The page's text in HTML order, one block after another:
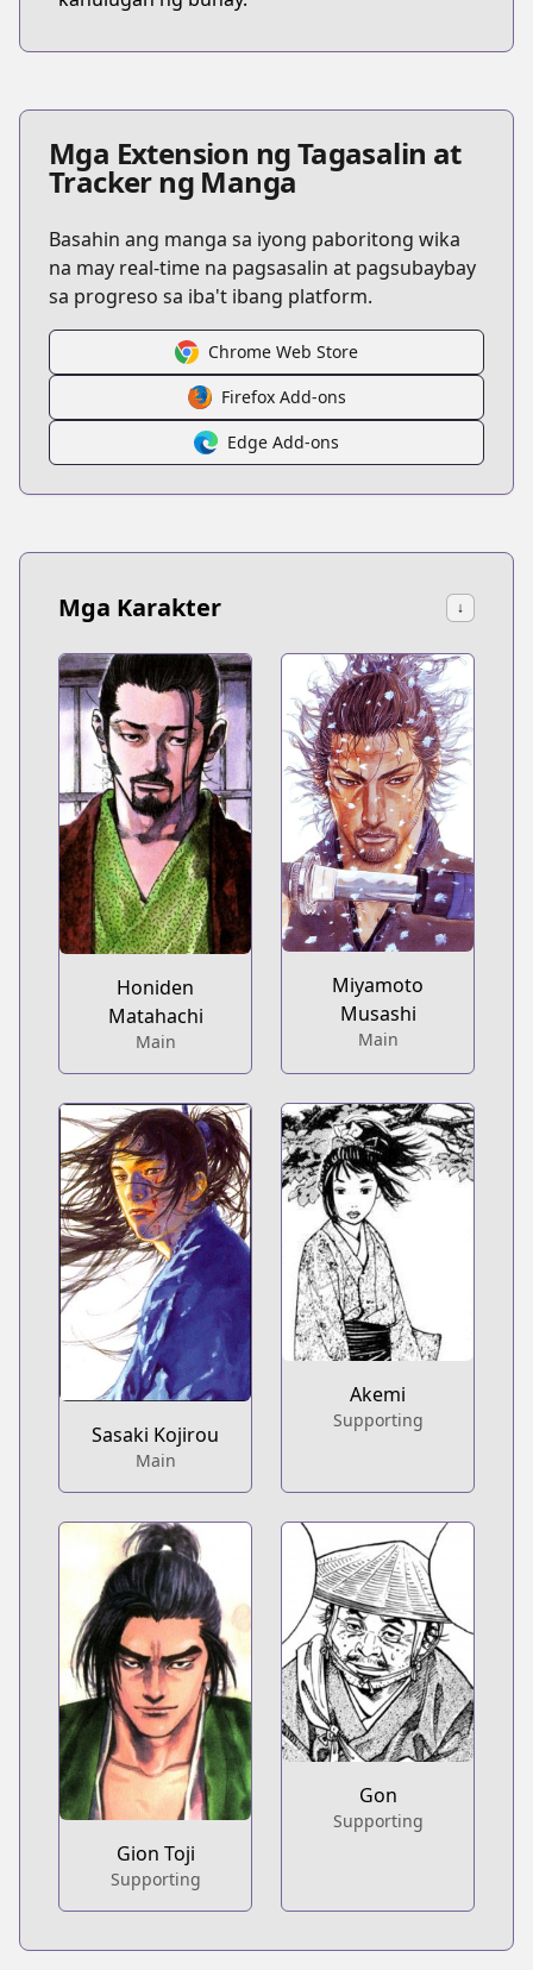
Mga Extension ng Tagasalin at
Tracker ng Manga
Basahin ang manga sa iyong paboritong wika
na may real-time na pagsasalin at pagsubaybay
sa progreso sa iba't ibang platform.
Chrome Web Store
Firefox Add-ons
Edge Add-ons
Mga Karakter ↓
Honiden
Matahachi
Main
Miyamoto
Musashi
Main
Sasaki Kojirou
Main
Akemi
Supporting
Gion Toji
Supporting
Gon
Supporting